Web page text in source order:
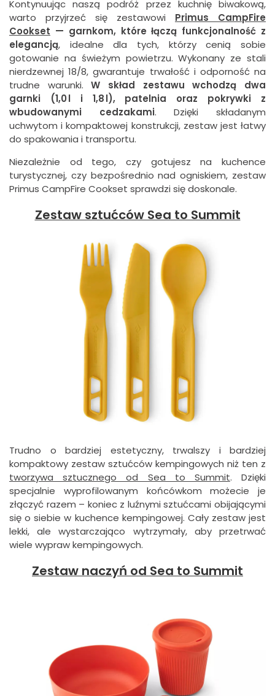
Kontynuując naszą podróż przez kuchnię biwakową,
warto przyjrzeć się zestawowi Primus CampFire
Cookset — garnkom, które łączą funkcjonalność z
elegancją, idealne dla tych, którzy cenią sobie
gotowanie na świeżym powietrzu. Wykonany ze stali
nierdzewnej 18/8, gwarantuje trwałość i odporność na
trudne warunki.W skład zestawu wchodzą dwa
garnki (1,0 l i 1,8 l), patelnia oraz pokrywki z
wbudowanymi cedzakami. Dzięki składanym
uchwytom i kompaktowej konstrukcji, zestaw jest łatwy
do spakowania i transportu.
Niezależnie od tego, czy gotujesz na kuchence
turystycznej, czy bezpośrednio nad ogniskiem, zestaw
Primus CampFire Cookset sprawdzi się doskonale.
Zestaw sztućców Sea to Summit
Trudno o bardziej estetyczny, trwalszy i bardziej
kompaktowy zestaw sztućców kempingowych niż ten z
tworzywa sztucznego od Sea to Summit. Dzięki
specjalnie wyprofilowanym końcówkom możecie je
złączyć razem – koniec z luźnymi sztućcami obijającymi
się o siebie w kuchence kempingowej. Cały zestaw jest
lekki, ale wystarczająco wytrzymały, aby przetrwać
wiele wypraw kempingowych.
Zestaw naczyń od Sea to Summit